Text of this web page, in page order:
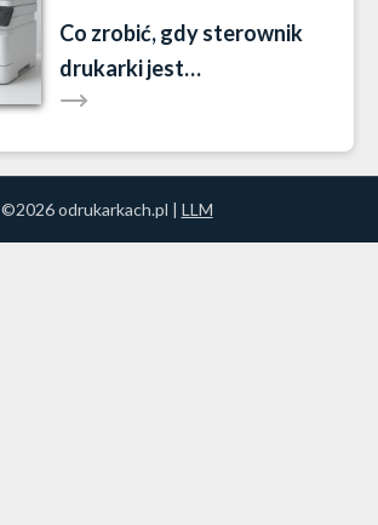
Co zrobić, gdy sterownik
drukarki jest
niedostępny?
©2026 odrukarkach.pl | LLM